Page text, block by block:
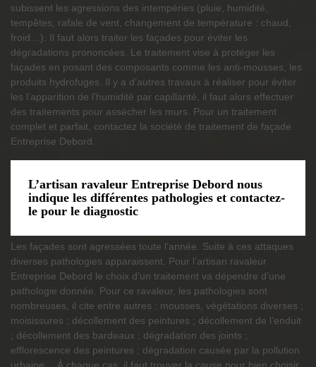
subissent les agressions des intempéries (pluie, humidité,
tempêtes, rafale de vent, changement de température : chaud,
froid…). Il faut alors traiter les façades pour éviter les
dégradations prononcées. Le traitement vise à protéger les
façades en posant des composants comme les anti-mousses, les
produits hydrofuges. Il y a d’autres travaux à réaliser pour éviter
les l’apparition de l’humidité par capillarité, il faut alors effectuer
des traitements pour assécher les murs. Pour un traitement
complet et parfait, contactez la société de traitement de façade
Entreprise Debord.
L’artisan ravaleur Entreprise Debord nous
indique les différentes pathologies et contactez-
le pour le diagnostic
Les façades sont agressées toute l’année. Suite à ces attaques
diverses pathologies apparaissent. Pour l’artisan ravaleur
Entreprise Debord le choix d’un traitement va dépendre d’une
pathologie donnée. Pour ce ravaleur, les pathologies sont
nombreuses, il cite entre autres : mousses, végétations diverses ;
moisissures ; décollement des peintures ; décollement de l’enduit
; décollement des bardeaux ; dégradation des joints ;
efflorescence des peintures ; dégradation causée par la pollution